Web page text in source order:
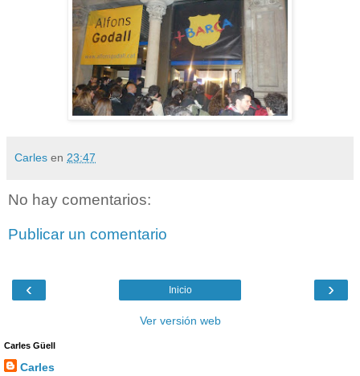
Carles en 23:47
No hay comentarios:
Publicar un comentario
‹ ›
Inicio
Ver versión web
Carles Güell
Carles